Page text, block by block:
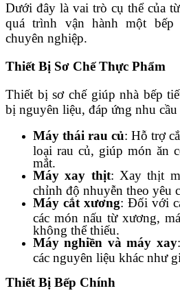
Dưới đây là vai trò cụ thể của
quá trình vận hành một bếp
chuyên nghiệp.
Thiết Bị Sơ Chế Thực Phẩm
Thiết bị sơ chế giúp nhà bếp
bị nguyên liệu, đáp ứng nhu
Máy thái rau củ: Hỗ trợ
loại rau củ, giúp món ăn
mắt.
Máy xay thịt: Xay thịt
chỉnh độ nhuyễn theo yêu
Máy cắt xương: Đối với
các món nấu từ xương,
không thể thiếu.
Máy nghiền và máy xay
các nguyên liệu khác như
Thiết Bị Bếp Chính